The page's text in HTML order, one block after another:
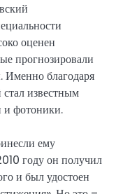
оценен
прогнозировали
Именно благодаря
известным
и фотоники.
ему
году он получил
и был удостоен